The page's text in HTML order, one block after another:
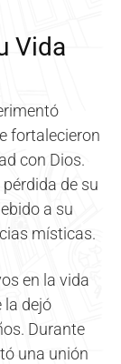
Vida
fortalecieron
con Dios.
de su
a su
místicas.
en la vida
la dejó
Durante
una unión